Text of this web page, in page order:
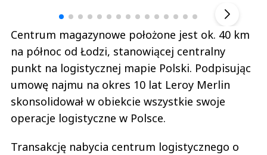
Centrum magazynowe położone jest ok. 40 km
na północ od Łodzi, stanowiącej centralny
punkt na logistycznej mapie Polski. Podpisując
umowę najmu na okres 10 lat Leroy Merlin
skonsolidował w obiekcie wszystkie swoje
operacje logistyczne w Polsce.
Transakcję nabycia centrum logistycznego o